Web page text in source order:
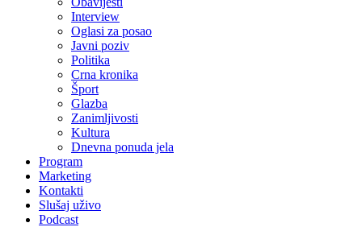
Interview
Oglasi za posao
Javni poziv
Politika
Crna kronika
Šport
Glazba
Zanimljivosti
Kultura
Dnevna ponuda jela
Program
Marketing
Kontakti
Slušaj uživo
Podcast